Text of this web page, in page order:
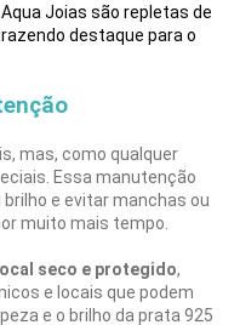
Joias são repletas de
destaque para o
mas, como qualquer
Essa manutenção
e evitar manchas ou
muito mais tempo.
seco e protegido,
e locais que podem
e o brilho da prata 925